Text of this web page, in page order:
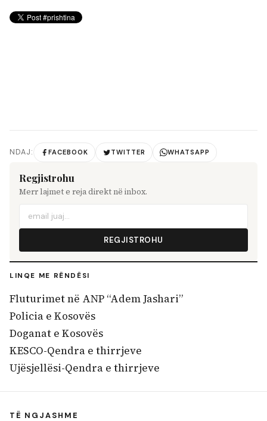
NDAJ: FACEBOOK TWITTER WHATSAPP
Regjistrohu
Merr lajmet e reja direkt në inbox.
REGJISTROHU
LINQE ME RËNDËSI
Fluturimet në ANP “Adem Jashari”
Policia e Kosovës
Doganat e Kosovës
KESCO-Qendra e thirrjeve
Ujësjellësi-Qendra e thirrjeve
TË NGJASHME